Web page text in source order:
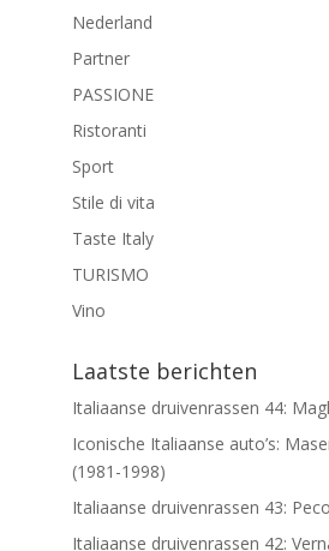
Nederland
Partner
PASSIONE
Ristoranti
Sport
Stile di vita
Taste Italy
TURISMO
Vino
Laatste berichten
Italiaanse druivenrassen 44:
Iconische Italiaanse auto’s:
(1981-1998)
Italiaanse druivenrassen 43:
Italiaanse druivenrassen 42: